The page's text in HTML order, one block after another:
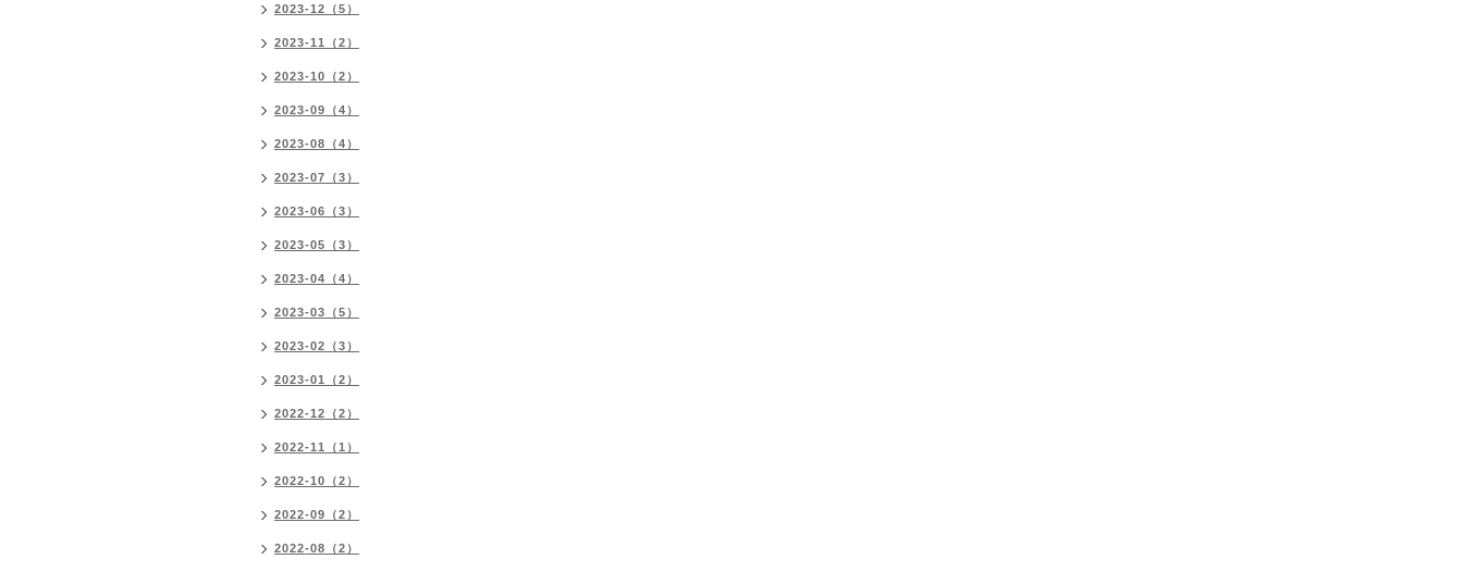
2023-12（5）
2023-11（2）
2023-10（2）
2023-09（4）
2023-08（4）
2023-07（3）
2023-06（3）
2023-05（3）
2023-04（4）
2023-03（5）
2023-02（3）
2023-01（2）
2022-12（2）
2022-11（1）
2022-10（2）
2022-09（2）
2022-08（2）